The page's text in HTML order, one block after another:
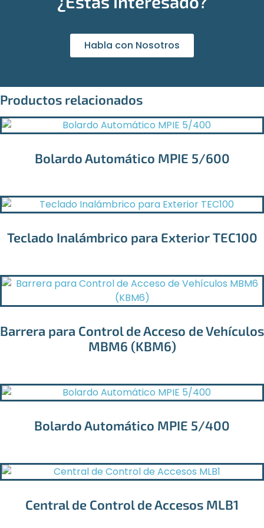
Habla con Nosotros
Productos relacionados
Bolardo Automático MPIE 5/600
Teclado Inalámbrico para Exterior TEC100
Barrera para Control de Acceso de Vehículos
MBM6 (KBM6)
Bolardo Automático MPIE 5/400
Central de Control de Accesos MLB1